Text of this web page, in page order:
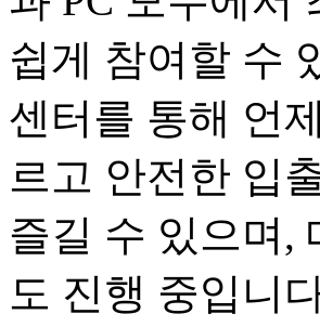
쉽게 참여할 수
센터를 통해 언
르고 안전한 입
즐길 수 있으며,
도 진행 중입니